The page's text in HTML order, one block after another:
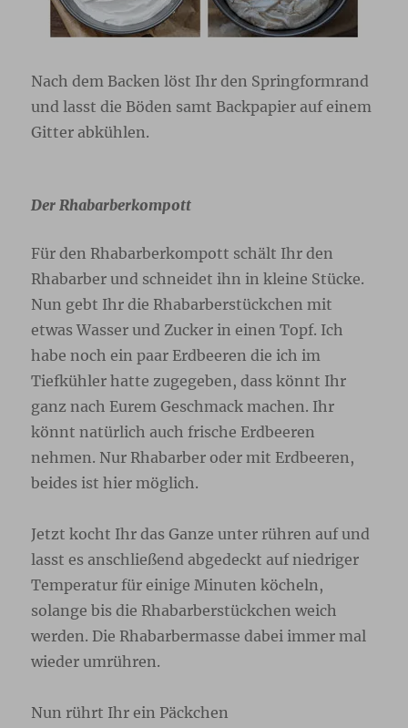
Nach dem Backen löst Ihr den Springformrand
und lasst die Böden samt Backpapier auf einem
Gitter abkühlen.
Der Rhabarberkompott
Für den Rhabarberkompott schält Ihr den
Rhabarber und schneidet ihn in kleine Stücke.
Nun gebt Ihr die Rhabarberstückchen mit
etwas Wasser und Zucker in einen Topf. Ich
habe noch ein paar Erdbeeren die ich im
Tiefkühler hatte zugegeben, dass könnt Ihr
ganz nach Eurem Geschmack machen. Ihr
könnt natürlich auch frische Erdbeeren
nehmen. Nur Rhabarber oder mit Erdbeeren,
beides ist hier möglich.
Jetzt kocht Ihr das Ganze unter rühren auf und
lasst es anschließend abgedeckt auf niedriger
Temperatur für einige Minuten köcheln,
solange bis die Rhabarberstückchen weich
werden. Die Rhabarbermasse dabei immer mal
wieder umrühren.
Nun rührt Ihr ein Päckchen